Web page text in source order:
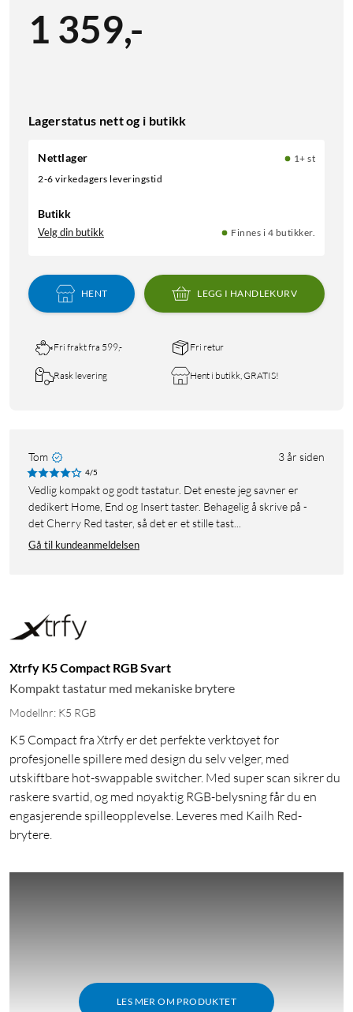
1 359,-
Lagerstatus nett og i butikk
Nettlager
1+ st
2-6 virkedagers leveringstid
Butikk
Velg din butikk Finnes i 4 butikker.
HENT LEGG I HANDLEKURV
Fri frakt fra 599,- Fri retur
Rask levering Hent i butikk, GRATIS!
Tom 3 år siden
4/5
Vedlig kompakt og godt tastatur. Det eneste jeg savner er
dedikert Home, End og Insert taster. Behagelig å skrive på -
det Cherry Red taster, så det er et stille tast...
Gå til kundeanmeldelsen
Xtrfy K5 Compact RGB Svart
Kompakt tastatur med mekaniske brytere
Modellnr: K5 RGB
K5 Compact fra Xtrfy er det perfekte verktøyet for
profesjonelle spillere med design du selv velger, med
utskiftbare hot-swappable switcher. Med super scan sikrer du
raskere svartid, og med nøyaktig RGB-belysning får du en
engasjerende spilleopplevelse. Leveres med Kailh Red-
brytere.
LES MER OM PRODUKTET